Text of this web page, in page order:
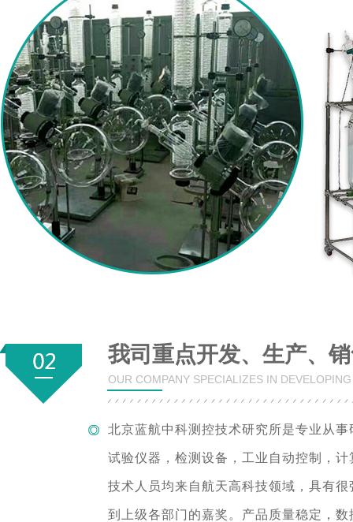
我司重点开发、生产、
OUR COMPANY SPECIALIZES IN
北京蓝航中科测控技术研究所是专业从
试验仪器，检测设备，工业自动控制，
技术人员均来自航天高科技领域，具有
到上级各部门的嘉奖。产品质量稳定，